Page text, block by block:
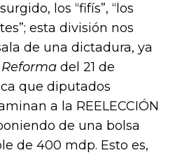
los “fifís”, “los
esta división nos
de una dictadura, ya
Reforma del 21 de
que diputados
a la REELECCIÓN
de una bolsa
de 400 mdp. Esto es,